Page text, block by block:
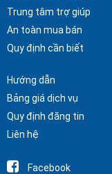
Trung tâm trợ giúp
An toàn mua bán
Quy định cần biết
Hướng dẫn
Bảng giá dịch vụ
Quy định đăng tin
Liên hệ
Facebook